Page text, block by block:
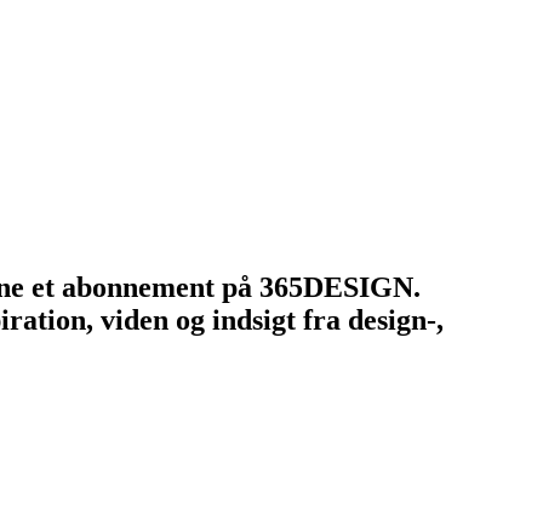
et abonnement på 365DESIGN.
viden og indsigt fra design-,